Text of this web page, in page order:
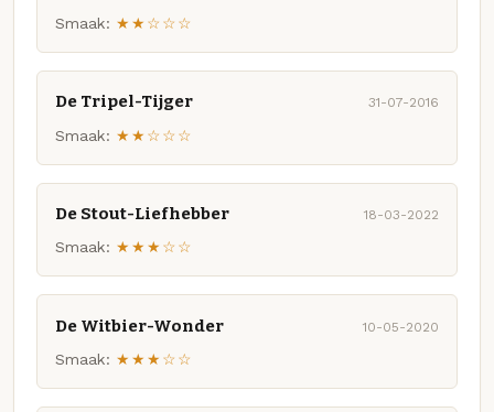
Smaak: ★★☆☆☆
De Tripel-Tijger 31-07-2016
Smaak: ★★☆☆☆
De Stout-Liefhebber 18-03-2022
Smaak: ★★★☆☆
De Witbier-Wonder 10-05-2020
Smaak: ★★★☆☆